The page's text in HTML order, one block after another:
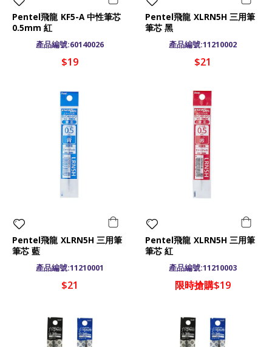
Pentel飛龍 KF5-A 中性筆芯
0.5mm 紅
產品編號:60140026
$19
Pentel飛龍 XLRN5H 三用筆
筆芯 黑
產品編號:11210002
$21
Pentel飛龍 XLRN5H 三用筆
筆芯 藍
產品編號:11210001
$21
Pentel飛龍 XLRN5H 三用筆
筆芯 紅
產品編號:11210003
限時搶購$19